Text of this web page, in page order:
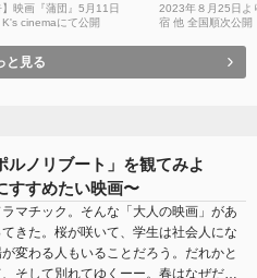
】映画『蒲団』5月11日
K's cinemaにて公開
2023年８月25日よ
宿 他 全国順次公開
と見る
ルノリブート」を観てみよ
すすめたい映画〜
マチック。そんな「大人の映画」があ
きた。桜が咲いて、学生は社会人にな
変わる人もいることだろう。だれかと
そして別れてゆくーー。春はなぜだ…